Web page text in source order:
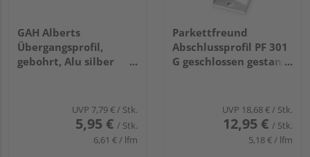
GAH Alberts
Übergangsprofil,
gebohrt, Alu silber
UVP 7,79 €/ Stk.
5,95 € / Stk.
6,61 € / lfm
Parkettfreund
Abschlussprofil PF 301
G geschlossen gestanzt
UVP 18,68 €/ Stk.
12,95 € / Stk.
5,18 € / lfm